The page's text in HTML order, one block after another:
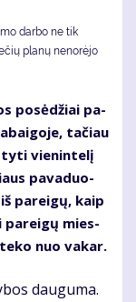
darbo ne tik
planų nenorėjo
po­sė­džiai pa­
ta­čiau
vie­nin­te­lį
pa­va­duo­
pa­rei­gų, kaip
pa­rei­gų mies­
nuo va­kar.
dau­gu­ma.